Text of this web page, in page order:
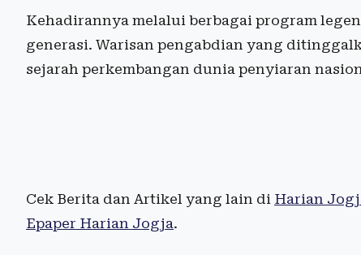
Kehadirannya melalui berbagai program
generasi. Warisan pengabdian yang
sejarah perkembangan dunia penyiaran
Cek Berita dan Artikel yang lain di Harian
Epaper Harian Jogja.